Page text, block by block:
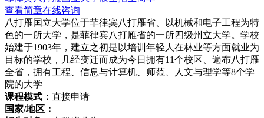
查看简章在线咨询
八打雁国立大学位于菲律宾八打雁省、以机械和电子工程为特
色的一所大学，是菲律宾八打雁省的一所四级州立大学。学校
始建于1903年，建立之初是以培训年轻人在林业等方面就业为
目标的学校，几经变迁而成为今日拥有11个校区、遍布八打雁
全省，拥有工程、信息与计算机、师范、人文与理学等8个学
院的大学
课程模式： 直接申请
国家/地区：